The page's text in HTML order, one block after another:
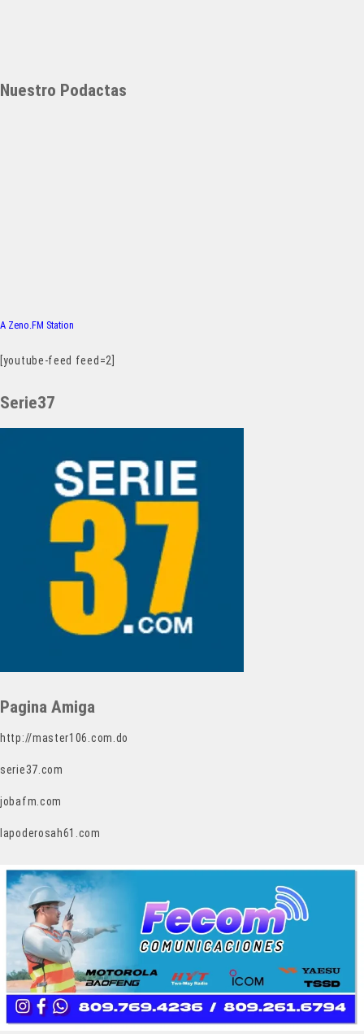
Nuestro Podactas
A Zeno.FM Station
[youtube-feed feed=2]
Serie37
Pagina Amiga
http://master106.com.do
serie37.com
jobafm.com
lapoderosah61.com